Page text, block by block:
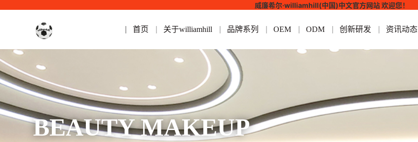
威廉希尔·williamhill(中国)中文官方网站 欢迎您！
首页 关于williamhill 品牌系列 OEM ODM 创新研发 资讯动态
BEAUTY MAKEUP